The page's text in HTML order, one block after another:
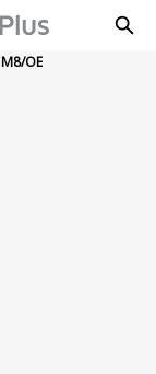
OE
M8/OE